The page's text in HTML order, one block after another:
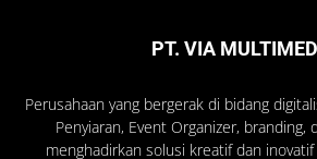
PT. VIA
Perusahaan yang bergerak di bidang
Penyiaran, Event Organizer, branding,
menghadirkan solusi kreatif dan